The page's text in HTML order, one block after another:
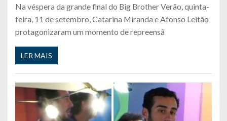
Na véspera da grande final do Big Brother Verão, quinta-
feira, 11 de setembro, Catarina Miranda e Afonso Leitão
protagonizaram um momento de repreensã
LER MAIS